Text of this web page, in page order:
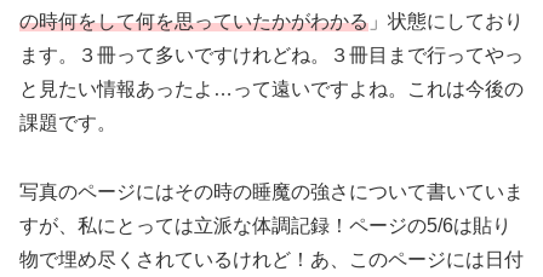
の時何をして何を思っていたかがわかる 」状態にしており
ます。３冊って多いですけれどね。３冊目まで行ってやっ
と見たい情報あったよ…って遠いですよね。これは今後の
課題です。
写真のページにはその時の睡魔の強さについて書いていま
すが、私にとっては立派な体調記録！ページの5/6は貼り
物で埋め尽くされているけれど！あ、このページには日付